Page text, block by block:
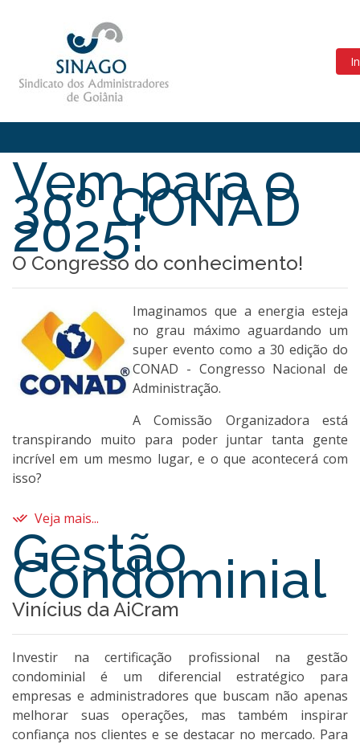
Vem para o
30º CONAD
2025!
O Congresso do conhecimento!
Imaginamos que a energia esteja
no grau máximo aguardando um
super evento como a 30 edição do
CONAD - Congresso Nacional de
Administração.
A Comissão Organizadora está
transpirando muito para poder juntar tanta gente
incrível em um mesmo lugar, e o que acontecerá com
isso?
Veja mais...
Gestão
Condominial
Vinícius da AiCram
Investir na certificação profissional na gestão
condominial é um diferencial estratégico para
empresas e administradores que buscam não apenas
melhorar suas operações, mas também inspirar
confiança nos clientes e se destacar no mercado. Para